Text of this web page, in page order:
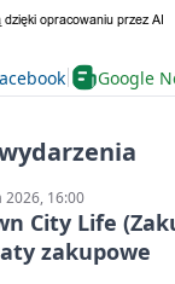
Google
2026, 16:00
City Life
zakupowe